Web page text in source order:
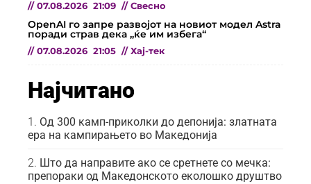
// 07.08.2026 21:09 // Свесно
OpenAI го запре развојот на новиот модел Astra
поради страв дека „ќе им избега“
// 07.08.2026 21:05 // Хај-тек
Најчитано
Од 300 камп-приколки до депонија: златната
ера на кампирањето во Македонија
Што да направите ако се сретнете со мечка:
препораки од Македонското еколошко друштво